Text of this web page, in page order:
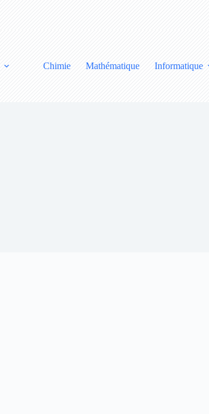
Chimie Mathématique Informatique